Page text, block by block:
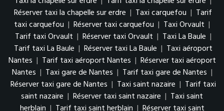
Réserver taxi la chapelle sur erdre | Taxi carquefou | Tarif
taxi carquefou | Réserver taxi carquefou | Taxi Orvault |
Tarif taxi Orvault | Réserver taxi Orvault | Taxi La Baule |
Tarif taxi La Baule | Réserver taxi La Baule | Taxi aéroport
Nantes | Tarif taxi aéroport Nantes | Réserver taxi aéroport
Nantes | Taxi gare de Nantes | Tarif taxi gare de Nantes |
Réserver taxi gare de Nantes | Taxi saint nazaire | Tarif taxi
saint nazaire | Réserver taxi saint nazaire | Taxi saint